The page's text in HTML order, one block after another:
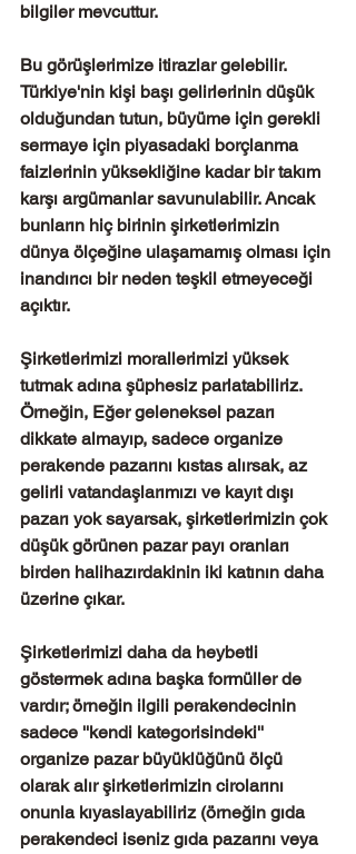
bilgiler mevcuttur.
Bu görüşlerimize itirazlar gelebilir.
Türkiye'nin kişi başı gelirlerinin düşük
olduğundan tutun, büyüme için gerekli
sermaye için piyasadaki borçlanma
faizlerinin yüksekliğine kadar bir takım
karşı argümanlar savunulabilir. Ancak
bunların hiç birinin şirketlerimizin
dünya ölçeğine ulaşamamış olması için
inandırıcı bir neden teşkil etmeyeceği
açıktır.
Şirketlerimizi morallerimizi yüksek
tutmak adına şüphesiz parlatabiliriz.
Örneğin, Eğer geleneksel pazarı
dikkate almayıp, sadece organize
perakende pazarını kıstas alırsak, az
gelirli vatandaşlarımızı ve kayıt dışı
pazarı yok sayarsak, şirketlerimizin çok
düşük görünen pazar payı oranları
birden halihazırdakinin iki katının daha
üzerine çıkar.
Şirketlerimizi daha da heybetli
göstermek adına başka formüller de
vardır; örneğin ilgili perakendecinin
sadece ''kendi kategorisindeki''
organize pazar büyüklüğünü ölçü
olarak alır şirketlerimizin cirolarını
onunla kıyaslayabiliriz (örneğin gıda
perakendeci iseniz gıda pazarını veya